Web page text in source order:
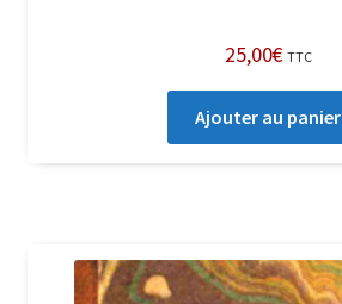
25,00€ TTC
Ajouter au panier